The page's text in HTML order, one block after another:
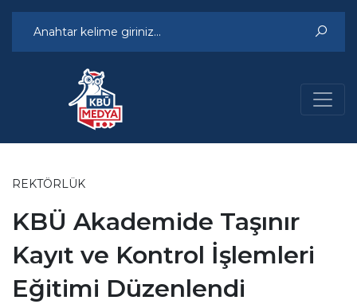
REKTÖRLÜK
KBÜ Akademide Taşınır
Kayıt ve Kontrol İşlemleri
Eğitimi Düzenlendi